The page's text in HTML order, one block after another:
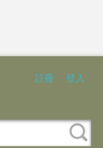
註冊 登入